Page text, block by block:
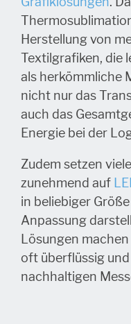
Herstellung von
Textilgrafiken, die
als herkömmliche
nicht nur das
auch das
Energie bei der
Zudem setzen
zunehmend auf
in beliebiger
Anpassung
Lösungen
oft überflüssig
nachhaltigen